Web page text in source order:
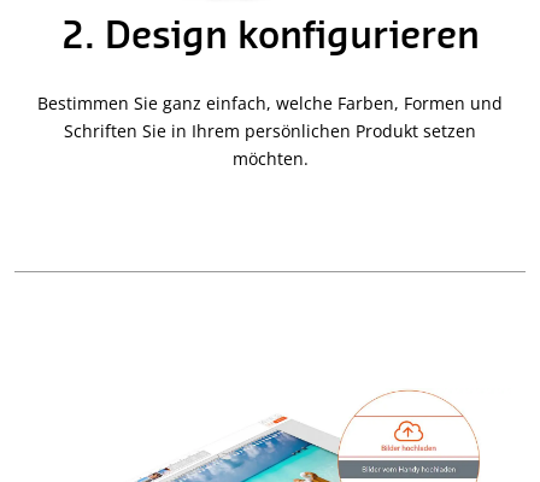
2. Design konfigurieren
Bestimmen Sie ganz einfach, welche Farben, Formen und
Schriften Sie in Ihrem persönlichen Produkt setzen
möchten.